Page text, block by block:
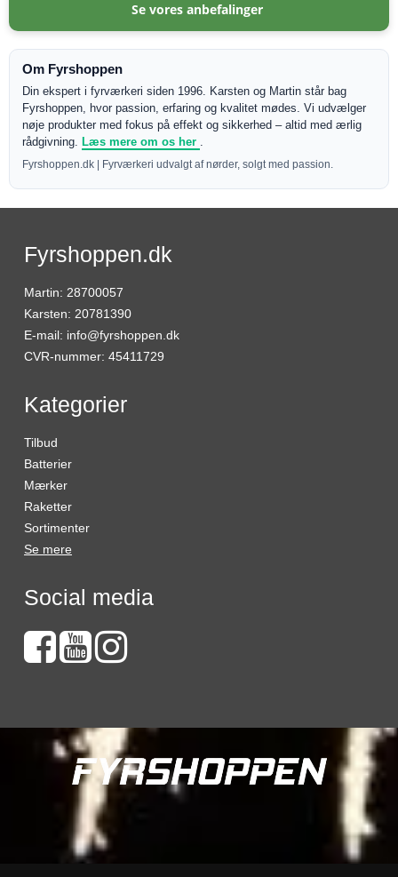
Se vores anbefalinger
Om Fyrshoppen
Din ekspert i fyrværkeri siden 1996. Karsten og Martin står bag
Fyrshoppen, hvor passion, erfaring og kvalitet mødes. Vi udvælger
nøje produkter med fokus på effekt og sikkerhed – altid med ærlig
rådgivning. Læs mere om os her .
Fyrshoppen.dk | Fyrværkeri udvalgt af nørder, solgt med passion.
Fyrshoppen.dk
Martin: 28700057
Karsten: 20781390
E-mail: info@fyrshoppen.dk
CVR-nummer: 45411729
Kategorier
Tilbud
Batterier
Mærker
Raketter
Sortimenter
Se mere
Social media